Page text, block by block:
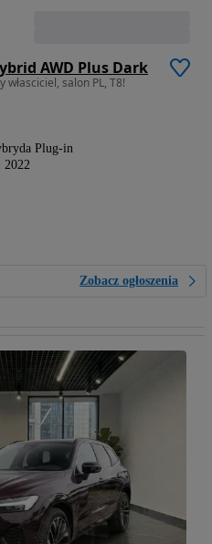
AWD Plus Dark
własciciel, salon PL, T8!
Plug-in
2022
Zobacz ogłoszenia